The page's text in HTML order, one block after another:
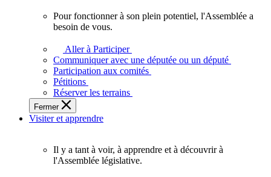
plein
potentiel,
l'Assemblée
a
besoin
de
Pour fonctionner à son plein potentiel, l'Assemblée a
besoin de vous.
Aller à Participer
Communiquer avec une députée ou un député
Participation aux comités
Pétitions
Réserver les terrains
Fermer
Visiter et apprendre
Il y a tant à voir, à apprendre et à découvrir à
l'Assemblée législative.